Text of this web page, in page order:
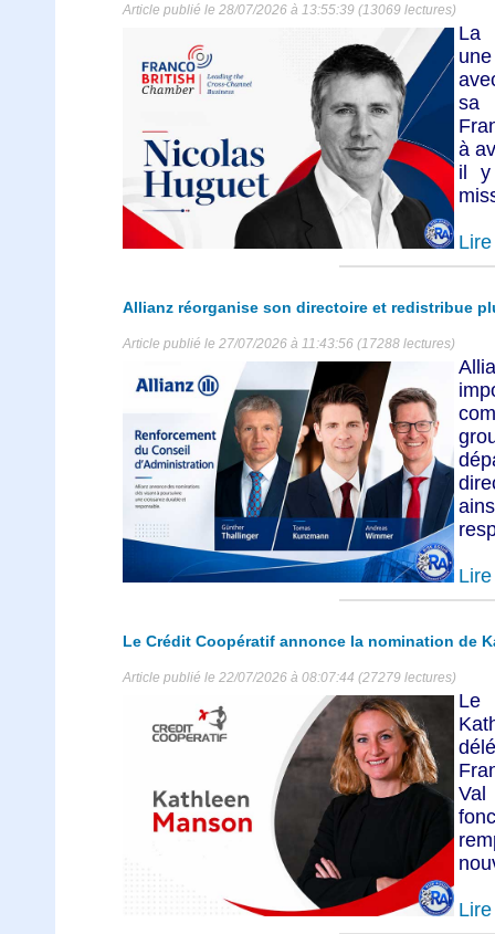
Article publié le 28/07/2026 à 13:55:39 (13069 lectures)
La
sa
à
il y
Allianz réorganise son directoire et redistribue
Article publié le 27/07/2026 à 11:43:56 (17288 lectures)
Le Crédit Coopératif annonce la nomination de
Article publié le 22/07/2026 à 08:07:44 (27279 lectures)
Le